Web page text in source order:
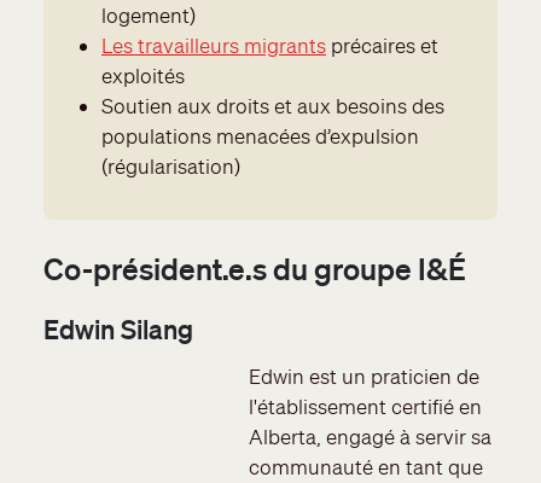
logement)
Les travailleurs migrants précaires et
exploités
Soutien aux droits et aux besoins des
populations menacées d’expulsion
(régularisation)
Co-président.e.s du groupe I&É
Edwin Silang
Edwin est un praticien de
l'établissement certifié en
Alberta, engagé à servir sa
communauté en tant que